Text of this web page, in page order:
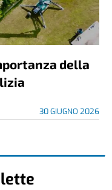
della
30 GIUGNO 2026